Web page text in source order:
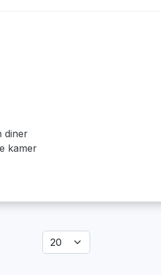
diner
kamer